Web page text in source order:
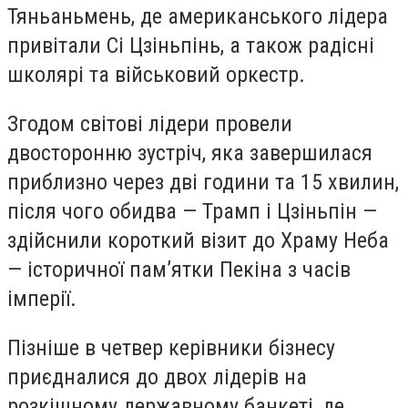
Тяньаньмень, де американського лідера
привітали Сі Цзіньпінь, а також радісні
школярі та військовий оркестр.
Згодом світові лідери провели
двосторонню зустріч, яка завершилася
приблизно через дві години та 15 хвилин,
після чого обидва — Трамп і Цзіньпін —
здійснили короткий візит до Храму Неба
— історичної пам’ятки Пекіна з часів
імперії.
Пізніше в четвер керівники бізнесу
приєдналися до двох лідерів на